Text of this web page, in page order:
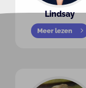
Lindsay
Meer lezen